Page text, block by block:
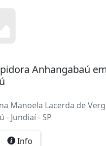
Anhangabaú em
Manoela Lacerda de
- Jundiaí - SP
Info